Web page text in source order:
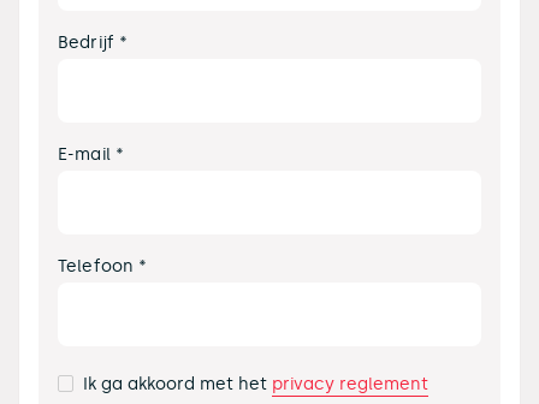
Bedrijf *
E-mail *
Telefoon *
Ik ga akkoord met het privacy reglement